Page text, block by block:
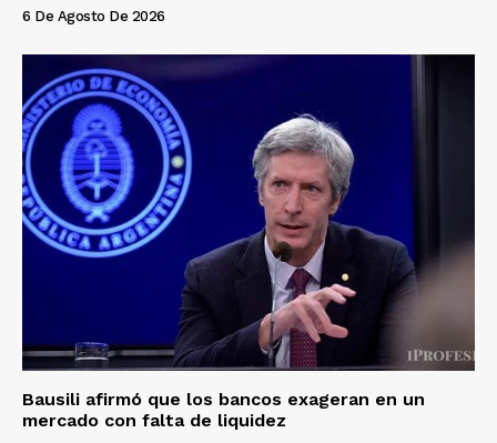
6 De Agosto De 2026
Bausili afirmó que los bancos exageran en un
mercado con falta de liquidez